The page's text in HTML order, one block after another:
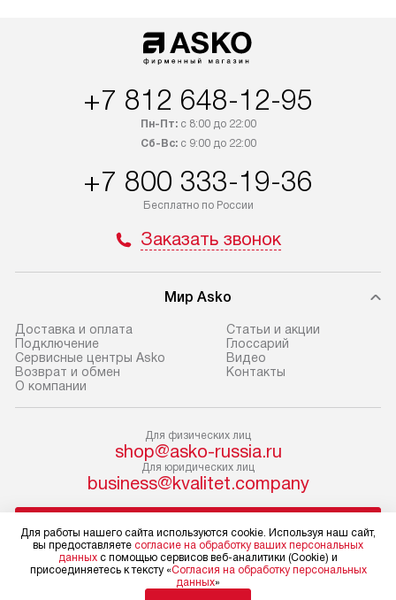
со статусом «В наличии» могут
быть отправлены покупателю
интересен товар «Под заказ»,
приобретения с менеджером сайта.
доставляются бесплатно
по Москве в пределах МКАД,
не предусмотрена. Доставка
транспортную компанию. После
100% предоплаты мы бесплатно
доставляем заказ
до представительства
транспортной компании в г. Москва.
доставки у менеджера при
оформлении заказа.
В оговоренный день служба
доставки доставит упакованный
прибор до двери или прихожей.
Если необходимо переместить
прибор до места установки,
по монтажу
материалы.
установленной
разблокировку
соединение
монтаж техники
на место с
+7 812 648-12-95
Пн-Пт:с 8:00 до 22:00
Сб-Вс:с 9:00 до 22:00
+7 800 333-19-36
Бесплатно по России
Заказать звонок
Мир Asko
Доставка и оплата
Подключение
Сервисные центры Asko
Возврат и обмен
О компании
Статьи и акции
Глоссарий
Видео
Контакты
Для физических лиц
shop@asko-russia.ru
Для юридических лиц
business@kvalitet.company
Политика конфиденциальности
Условия продажи
Для работы нашего сайта используются cookie. Используя наш сайт,
вы предоставляете согласие на обработку ваших персональных
данных с помощью сервисов веб-аналитики (Cookie) и
присоединяетесь к тексту «Согласия на обработку персональных
данных»